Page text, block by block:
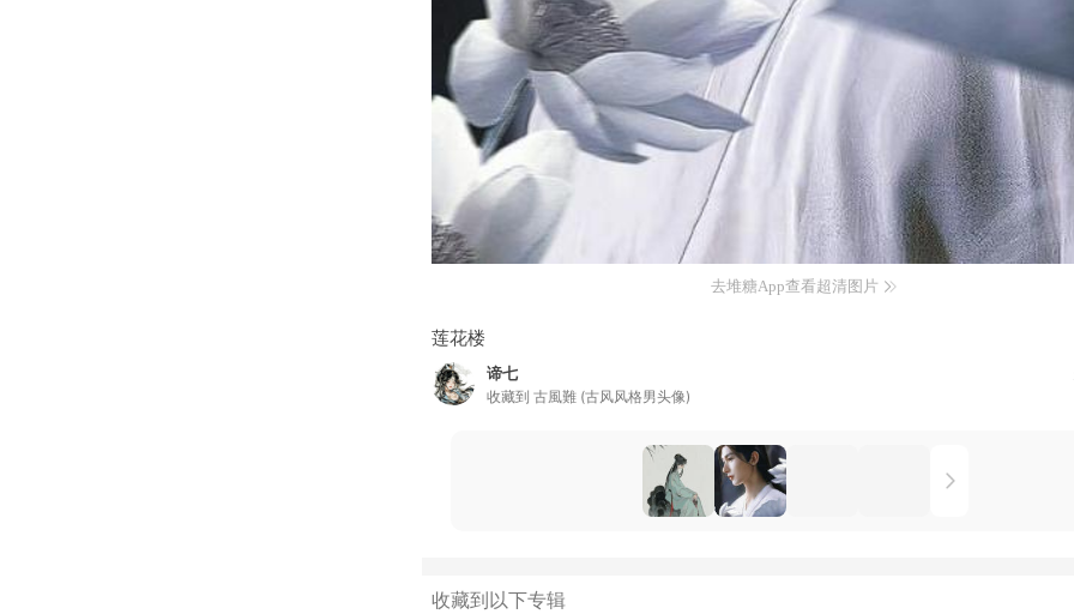
去堆糖App查看超清图片
莲花楼
谛七
收藏到 古風難 (古风风格男头像)
收藏到以下专辑